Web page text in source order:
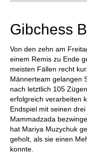
individueller als je zuvor.
Gibchess
Von den zehn am
einem Remis zu Ende
meisten Fällen recht
Männerteam gelangen
nach letztlich 105
erfolgreich verarbeiten
Endspiel mit seinen
Mammadzada
hat Mariya Muzychuk
geholt, als sie einen
konnte.